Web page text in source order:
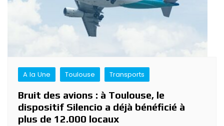
A la Une Toulouse Transports
Bruit des avions : à Toulouse, le
dispositif Silencio a déjà bénéficié à
plus de 12.000 locaux